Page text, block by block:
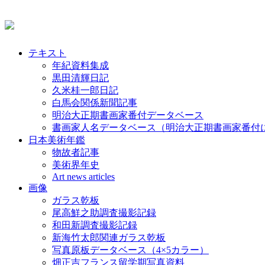
テキスト
年紀資料集成
黒田清輝日記
久米桂一郎日記
白馬会関係新聞記事
明治大正期書画家番付データベース
書画家人名データベース（明治大正期書画家番付
日本美術年鑑
物故者記事
美術界年史
Art news articles
画像
ガラス乾板
尾高鮮之助調査撮影記録
和田新調査撮影記録
新海竹太郎関連ガラス乾板
写真原板データベース（4×5カラー）
畑正吉フランス留学期写真資料